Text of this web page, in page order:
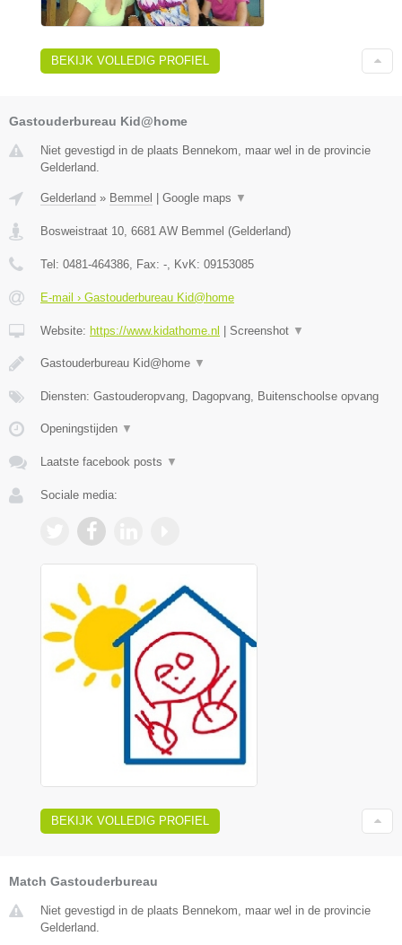
BEKIJK VOLLEDIG PROFIEL
Gastouderbureau Kid@home
Niet gevestigd in de plaats Bennekom, maar wel in de provincie
Gelderland.
Gelderland » Bemmel | Google maps ▼
Bosweistraat 10 6681 AW Bemmel (Gelderland)
Tel: 0481-464386 , Fax: - , KvK: 09153085
E-mail › Gastouderbureau Kid@home
Website: https://www.kidathome.nl | Screenshot ▼
Gastouderbureau Kid@home ▼
Diensten: Gastouderopvang, Dagopvang, Buitenschoolse opvang
Openingstijden ▼
Laatste facebook posts ▼
Sociale media:
BEKIJK VOLLEDIG PROFIEL
Match Gastouderbureau
Niet gevestigd in de plaats Bennekom, maar wel in de provincie
Gelderland.